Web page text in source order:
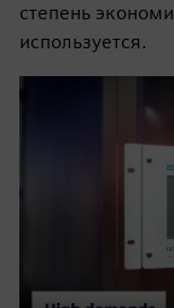
степень
используется.